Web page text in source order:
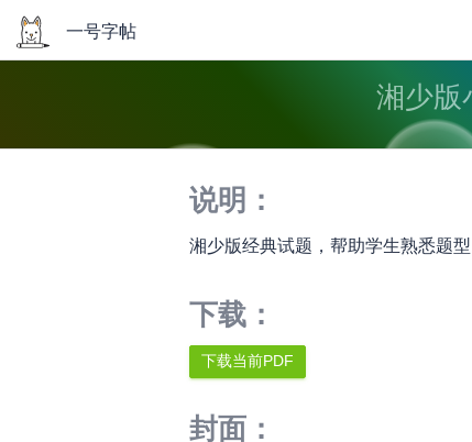
一号字帖
湘少版
说明：
湘少版经典试题，帮助学生熟悉题
下载：
封面：